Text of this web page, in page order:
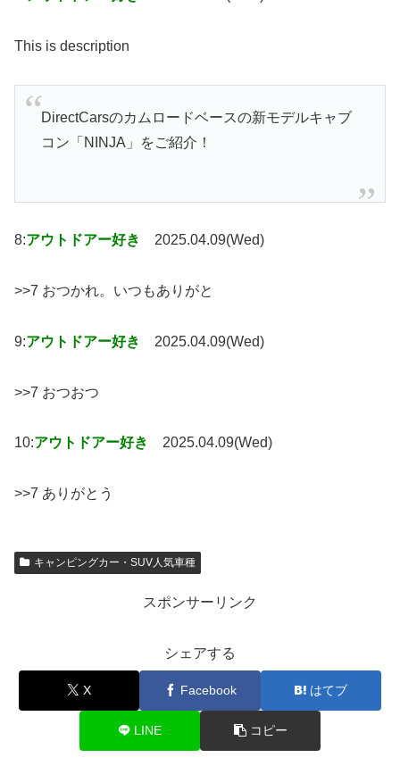
This is description
DirectCarsのカムロードベースの新モデルキャブ
コン「NINJA」をご紹介！
8:アウトドアー好き 2025.04.09(Wed)
>>7 おつかれ。いつもありがと
9:アウトドアー好き 2025.04.09(Wed)
>>7 おつおつ
10:アウトドアー好き 2025.04.09(Wed)
>>7 ありがとう
キャンピングカー・SUV人気車種
スポンサーリンク
シェアする
X Facebook はてブ
LINE コピー